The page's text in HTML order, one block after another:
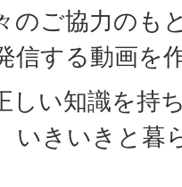
のご協力のも
信する動画を
しい知識を持
いきいきと暮